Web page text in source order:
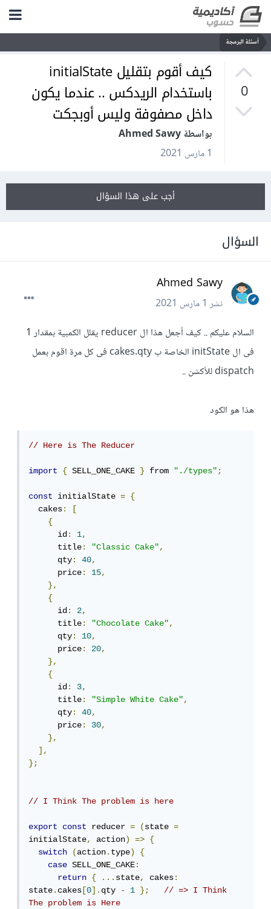
أسئلة البرمجة
0
كيف أقوم بتقليل initialState
باستخدام الريدكس .. عندما يكون
داخل مصفوفة وليس أوبجكت
بواسطة Ahmed Sawy
1 مارس 2021
أجب على هذا السؤال
السؤال
Ahmed Sawy
نشر1 مارس 2021
السلام عليكم .. كيف أجعل هذا ال reducer يقلل الكمبية بمقدار 1
فى ال initState الخاصة ب cakes.qty فى كل مرة اقوم بعمل
dispatch للأكشن ..
هذا هو الكود
// Here is The Reducer
import { SELL_ONE_CAKE } from "./types";
const initialState =
{
  cakes
:
[
{
      id
: 1,
      title
: "Classic Cake",
      qty
: 40,
      price
: 15,
},
{
      id
: 2,
      title
: "Chocolate Cake",
      qty
: 10,
      price
: 20,
},
{
      id
: 3,
      title
: "Simple White Cake",
      qty
: 40,
      price
: 30,
},
],
};
// I Think The problem is here
export const reducer = (state =
initialState, action) =>
{
switch
(action.type)
{
case SELL_ONE_CAKE:
return
{ ...state, cakes:
state.cakes [0].qty - 1 };
// => I Think
The problem is Here